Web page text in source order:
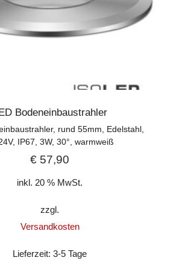
Bodeneinbaustrahler
rund 55mm, Edelstahl,
IP67, 3W, 30°, warmweiß
€ 57,90
inkl. 20 % MwSt.
zzgl.
Versandkosten
Lieferzeit:3-5 Tage